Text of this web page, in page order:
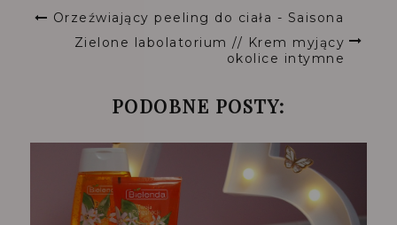
Orzeźwiający peeling do ciała - Saisona
Zielone labolatorium // Krem myjący
okolice intymne
PODOBNE POSTY: